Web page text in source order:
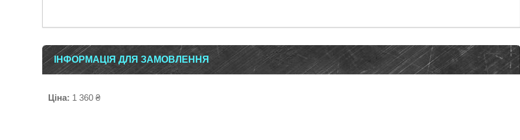
ІНФОРМАЦІЯ ДЛЯ ЗАМОВЛЕННЯ
Ціна: 1 360 ₴